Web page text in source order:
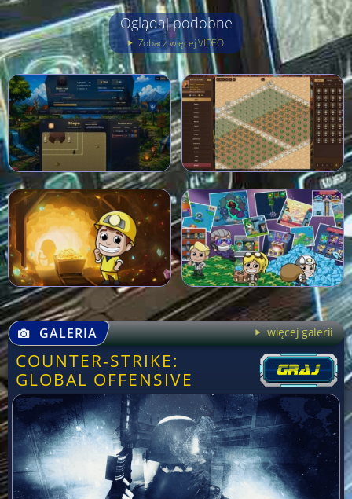
Oglądaj podobne
Zobacz więcej VIDEO
GALERIA więcej galerii
COUNTER-STRIKE:
GLOBAL OFFENSIVE